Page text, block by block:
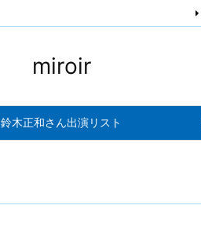
miroir
鈴木正和さん出演リスト